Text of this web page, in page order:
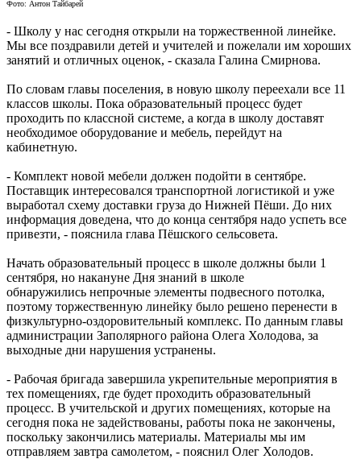
Фото: Антон Тайбарей
- Школу у нас сегодня открыли на торжественной линейке.
Мы все поздравили детей и учителей и пожелали им хороших
занятий и отличных оценок, - сказала Галина Смирнова.
По словам главы поселения, в новую школу переехали все 11
классов школы. Пока образовательный процесс будет
проходить по классной системе, а когда в школу доставят
необходимое оборудование и мебель, перейдут на
кабинетную.
- Комплект новой мебели должен подойти в сентябре.
Поставщик интересовался транспортной логистикой и уже
выработал схему доставки груза до Нижней Пёши. До них
информация доведена, что до конца сентября надо успеть все
привезти, - пояснила глава Пёшского сельсовета.
Начать образовательный процесс в школе должны были 1
сентября, но накануне Дня знаний в школе
обнаружились непрочные элементы подвесного потолка,
поэтому торжественную линейку было решено перенести в
физкультурно-оздоровительный комплекс. По данным главы
администрации Заполярного района Олега Холодова, за
выходные дни нарушения устранены.
- Рабочая бригада завершила укрепительные мероприятия в
тех помещениях, где будет проходить образовательный
процесс. В учительской и других помещениях, которые на
сегодня пока не задействованы, работы пока не закончены,
поскольку закончились материалы. Материалы мы им
отправляем завтра самолетом, - пояснил Олег Холодов.